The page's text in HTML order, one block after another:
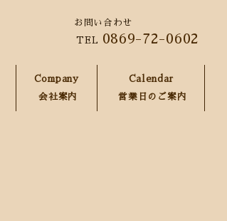
お問い合わせ
TEL
0869-72-0602
Company
会社案内
Calendar
営業日のご案内